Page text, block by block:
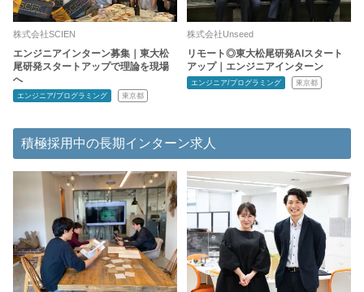
株式会社SCIEN
エンジニアインターン募集｜東大松
尾研発スタートアップで理論を現場
へ
エンジニア/プログラミング 東京都
株式会社Unseed
リモート◎東大松尾研発AIスタート
アップ｜エンジニアインターン
エンジニア/プログラミング 東京都
積極採用中の長期インターン求人